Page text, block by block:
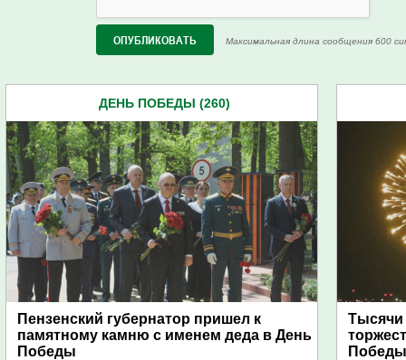
Максимальная длина сообщения 600
ДЕНЬ ПОБЕДЫ (260)
Пензенский губернатор пришел к
памятному камню с именем деда в День
Победы
Тысячи
Победы